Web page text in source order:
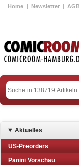
Home | Newsletter |
Aktuelles
US-Preorders
Panini Vorschau